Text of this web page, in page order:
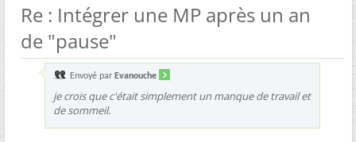
Re : Intégrer une MP après un an
de "pause"
Envoyé par Evanouche
je crois que c'était simplement un manque de travail et
de sommeil.